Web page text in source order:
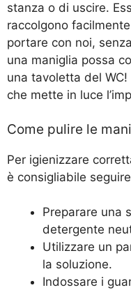
stanza o di uscire.
raccolgono
portare con noi,
una maniglia possa
una tavoletta del
che mette in luce
Come pulire le
Per igienizzare
è consigliabile
Preparare una
detergente
Utilizzare un
la soluzione.
Indossare i